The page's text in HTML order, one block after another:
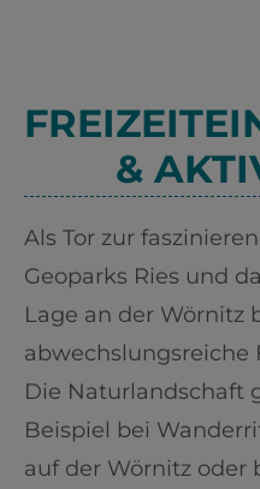
&
Als Tor zur
Geoparks Ries und
Lage an der Wörnitz
abwechslungsreiche
Die Naturlandschaft
Beispiel bei
auf der Wörnitz oder